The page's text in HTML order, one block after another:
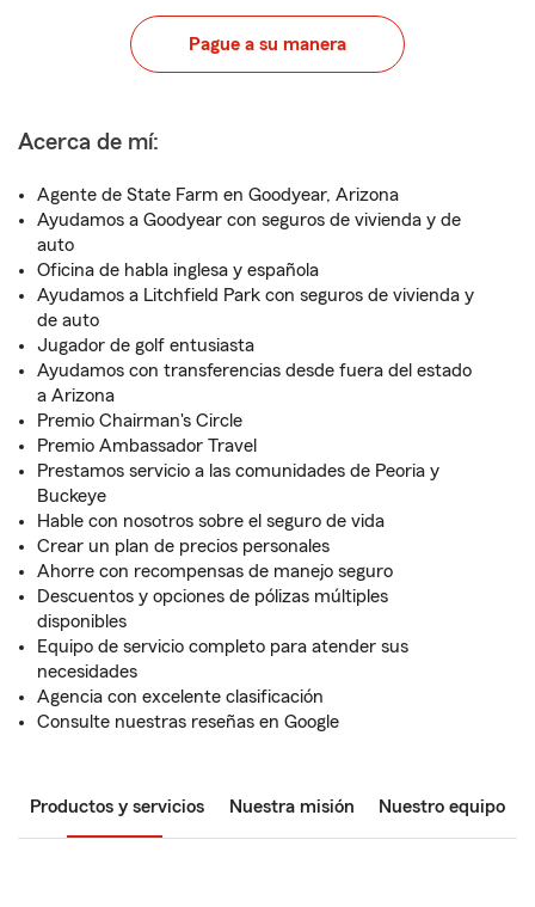
Pague a su manera
Acerca de mí:
Agente de State Farm en Goodyear, Arizona
Ayudamos a Goodyear con seguros de vivienda y de
auto
Oficina de habla inglesa y española
Ayudamos a Litchfield Park con seguros de vivienda y
de auto
Jugador de golf entusiasta
Ayudamos con transferencias desde fuera del estado
a Arizona
Premio Chairman's Circle
Premio Ambassador Travel
Prestamos servicio a las comunidades de Peoria y
Buckeye
Hable con nosotros sobre el seguro de vida
Crear un plan de precios personales
Ahorre con recompensas de manejo seguro
Descuentos y opciones de pólizas múltiples
disponibles
Equipo de servicio completo para atender sus
necesidades
Agencia con excelente clasificación
Consulte nuestras reseñas en Google
Productos y servicios Nuestra misión Nuestro equipo